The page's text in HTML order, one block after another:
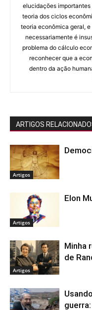
elucidações
teoria dos ciclos
teoria econômica geral,
necessariamente é
problema do cálculo
reconhecer que a
dentro da ação
ARTIGOS
Artigos
Artigos
Elon
Artigos
Minha
de